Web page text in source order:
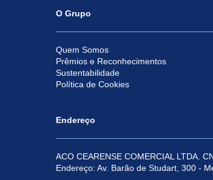
O Grupo
Quem Somos
Prêmios e Reconhecimentos
Sustentabilidade
Política de Cookies
Endereço
ACO CEARENSE COMERCIAL LTDA.
Endereço: Av. Barão de Studart, 300 -